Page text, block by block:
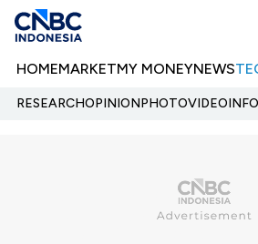
HOMEMARKETMY MONEYNEWS
RESEARCHOPINIONPHOTOVIDEO